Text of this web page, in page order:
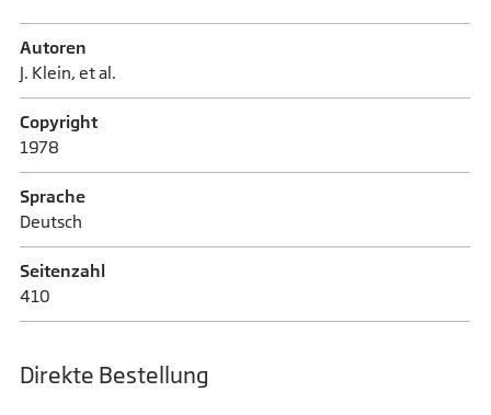
Autoren
J. Klein, et al.
Copyright
1978
Sprache
Deutsch
Seitenzahl
410
Direkte Bestellung